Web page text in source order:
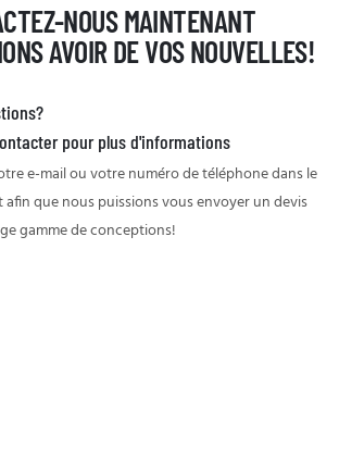
NOUS MAINTENANT
AVOIR DE VOS NOUVELLES!
pour plus d'informations
e-mail ou votre numéro de téléphone dans le
que nous puissions vous envoyer un devis
gamme de conceptions!